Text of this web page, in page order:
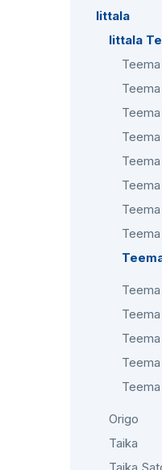
Iittala
Iittala
Origo
Taika